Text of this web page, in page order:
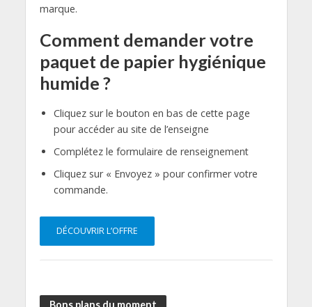
marque.
Comment demander votre
paquet de papier hygiénique
humide ?
Cliquez sur le bouton en bas de cette page
pour accéder au site de l’enseigne
Complétez le formulaire de renseignement
Cliquez sur « Envoyez » pour confirmer votre
commande.
DÉCOUVRIR L’OFFRE